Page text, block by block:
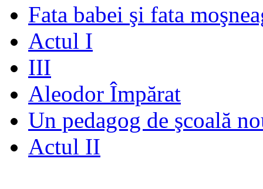
Fata babei şi fata
Actul I
III
Aleodor Împărat
Un pedagog de şcoală
Actul II